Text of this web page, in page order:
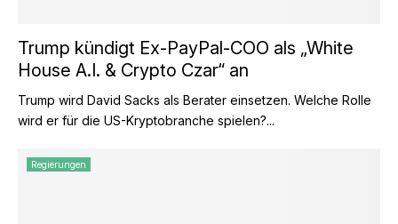
Trump kündigt Ex-PayPal-COO als „White
House A.I. & Crypto Czar“ an
Trump wird David Sacks als Berater einsetzen. Welche Rolle
wird er für die US-Kryptobranche spielen?...
Regierungen